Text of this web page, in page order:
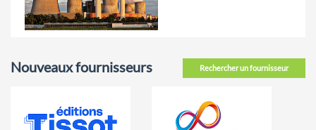
Rechercher un fournisseur
Nouveaux fournisseurs